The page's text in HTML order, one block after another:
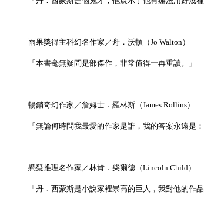
雨果獎得主科幻名作家／舟．沃頓（Jo Walton）
「本書毫無疑問是部傑作，非常值得一再重讀。」
暢銷奇幻作家／詹姆士．羅林斯（James Rollins）
「無論何時問我最愛的作家是誰，我的答案永遠是
懸疑推理名作家／林肯．柴爾德（Lincoln Child）
「丹．西蒙斯是小說家裡崇高的巨人，我對他的作品